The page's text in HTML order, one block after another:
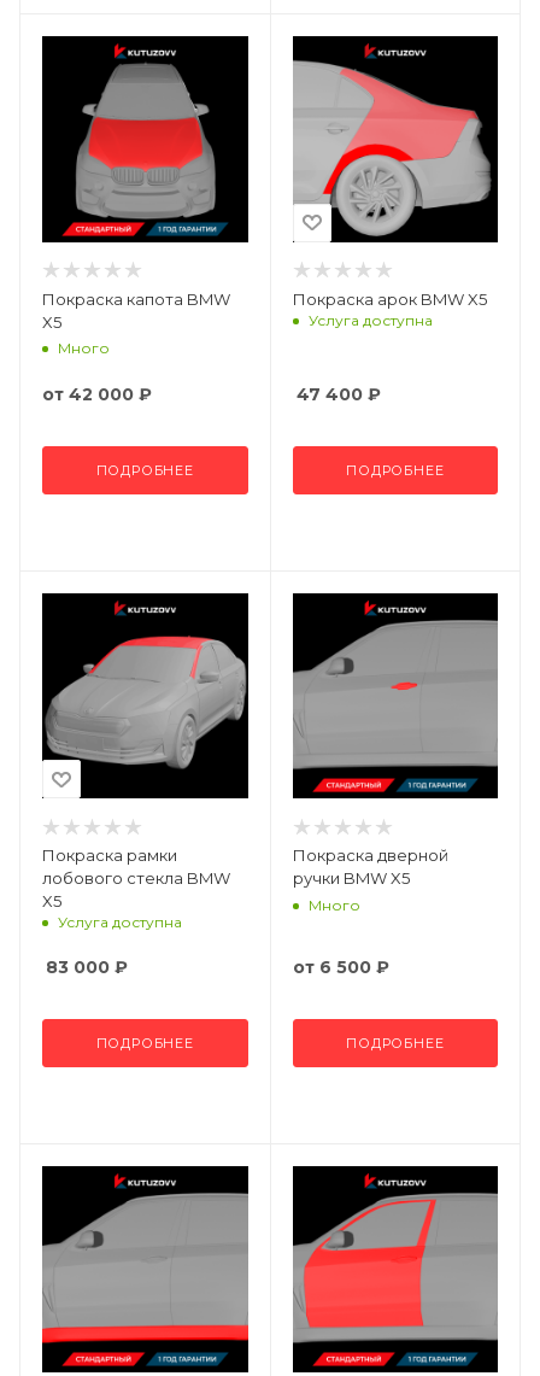
Покраска капота BMW
X5
Много
от 42 000 ₽
ПОДРОБНЕЕ
Покраска арок BMW X5
Услуга доступна
47 400₽
ПОДРОБНЕЕ
Покраска рамки
лобового стекла BMW
X5
Услуга доступна
83 000 ₽
ПОДРОБНЕЕ
Покраска дверной
ручки BMW X5
Много
от 6 500 ₽
ПОДРОБНЕЕ